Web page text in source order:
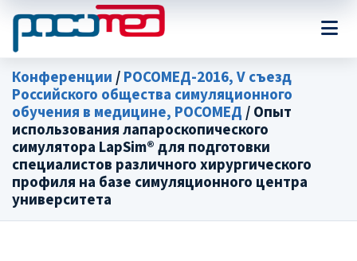
Конференции/РОСОМЕД-2016, V съезд
Российского общества симуляционного
обучения в медицине, РОСОМЕД/ Опыт
использования лапароскопического
симулятора LapSim® для подготовки
специалистов различного хирургического
профиля на базе симуляционного центра
университета